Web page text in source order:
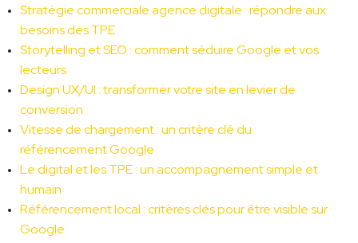
Stratégie commerciale agence digitale : répondre aux
besoins des TPE
Storytelling et SEO : comment séduire Google et vos
lecteurs
Design UX/UI : transformer votre site en levier de
conversion
Vitesse de chargement : un critère clé du
référencement Google
Le digital et les TPE : un accompagnement simple et
humain
Référencement local : critères clés pour être visible sur
Google